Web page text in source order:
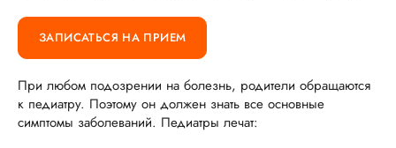
ЗАПИСАТЬСЯ НА ПРИЕМ
При любом подозрении на болезнь, родители обращаются
к педиатру. Поэтому он должен знать все основные
симптомы заболеваний. Педиатры лечат: